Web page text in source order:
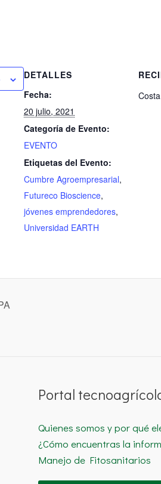
DETALLES
Fecha:
20 julio, 2021
Categoría de Evento:
EVENTO
Etiquetas del Evento:
Cumbre Agroempresarial,
Futureco Bioscience,
jóvenes emprendedores,
Universidad EARTH
Portal
Quienes somos y por qué
¿Cómo encuentras la
Manejo de Fitosanitarios